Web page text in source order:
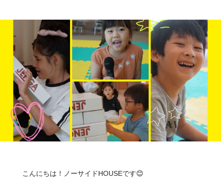
こんにちは！ノーサイドHOUSEです😊